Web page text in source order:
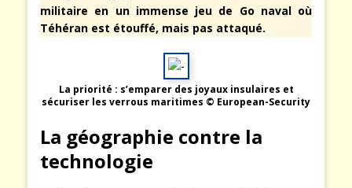
militaire en un immense jeu de Go naval où
Téhéran est étouffé, mais pas attaqué.
La priorité : s’emparer des joyaux insulaires et
sécuriser les verrous maritimes © European-Security
La géographie contre la
technologie